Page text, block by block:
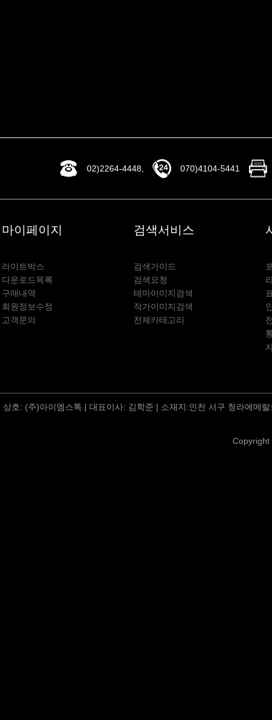
02)2264-4448, 070)4104-5441
마이페이지 검색서비스
라이트박스 검색가이드
다운로드목록
검색요청
구매내역
테마이미지검색
회원정보수정
작가이미지검색
고객문의
전체카테고리
상호: (주)아이엠스톡 | 대표이사: 김학준 | 소재지:인천 서구 청라에메
Copyright